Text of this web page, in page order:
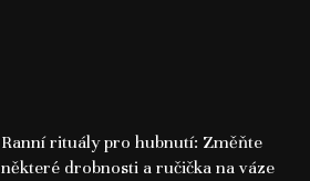
Ranní rituály pro hubnutí: Změňte
některé drobnosti a ručička na váze